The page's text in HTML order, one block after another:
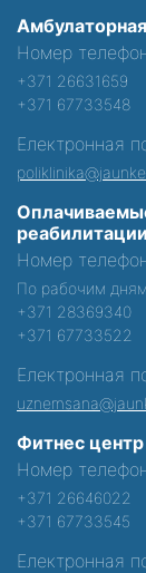
Номер
+371 26631659
+371 67733548
Електронная
реабилитации
Номер
По рабочим
+371 28369340
+371 67733522
Електронная
Фитнес центр
Номер
+371 26646022
+371 67733545
Електронная